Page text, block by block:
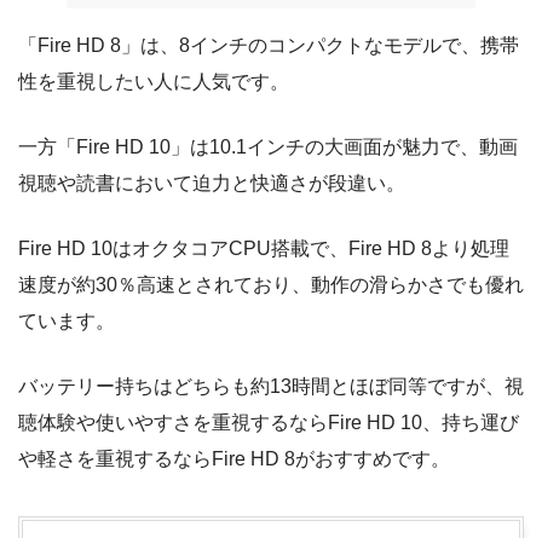
「Fire HD 8」は、8インチのコンパクトなモデルで、携帯
性を重視したい人に人気です。
一方「Fire HD 10」は10.1インチの大画面が魅力で、動画
視聴や読書において迫力と快適さが段違い。
Fire HD 10はオクタコアCPU搭載で、Fire HD 8より処理
速度が約30％高速とされており、動作の滑らかさでも優れ
ています。
バッテリー持ちはどちらも約13時間とほぼ同等ですが、視
聴体験や使いやすさを重視するならFire HD 10、持ち運び
や軽さを重視するならFire HD 8がおすすめです。